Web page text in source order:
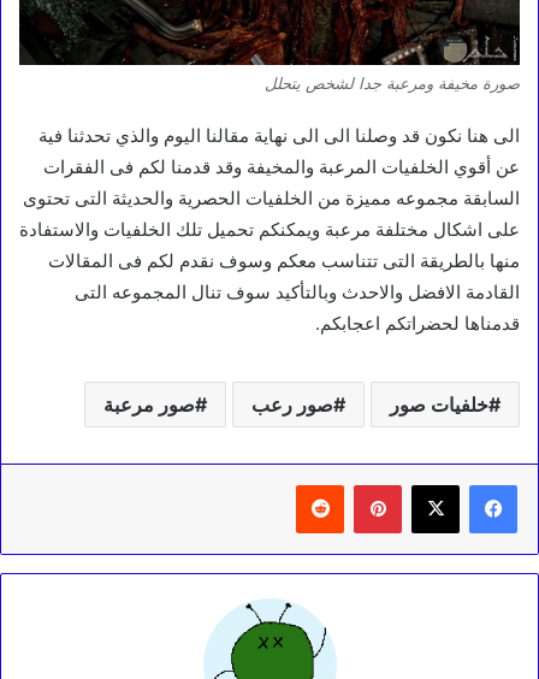
صورة مخيفة ومرعبة جدا لشخص يتحلل
الى هنا نكون قد وصلنا الى الى نهاية مقالنا اليوم والذي تحدثنا فية
عن أقوي الخلفيات المرعبة والمخيفة وقد قدمنا لكم فى الفقرات
السابقة مجموعه مميزة من الخلفيات الحصرية والحديثة التى تحتوى
على اشكال مختلفة مرعبة ويمكنكم تحميل تلك الخلفيات والاستفادة
منها بالطريقة التى تتناسب معكم وسوف نقدم لكم فى المقالات
القادمة الافضل والاحدث وبالتأكيد سوف تنال المجموعه التى
قدمناها لحضراتكم اعجابكم.
خلفيات صور صور رعب صور مرعبة
بينتيريست